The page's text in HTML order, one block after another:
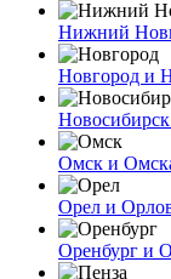
Нижний
Новгород и
Омск и
Орел и
Оренбург и